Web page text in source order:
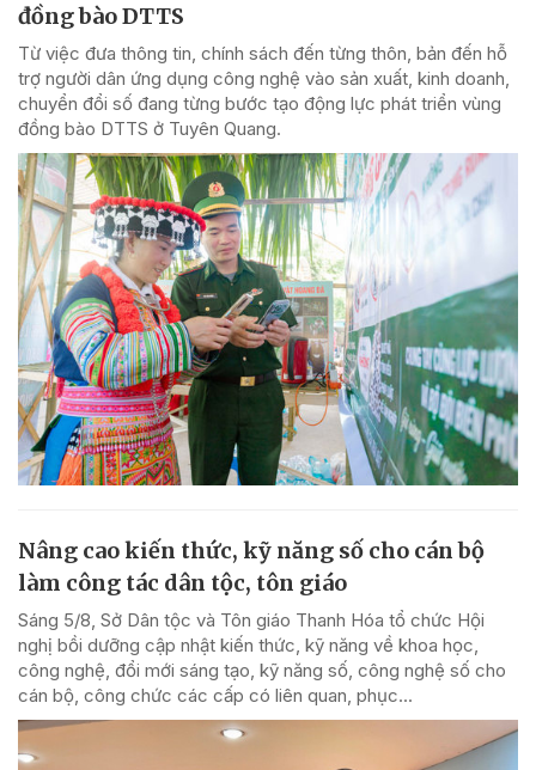
đồng bào DTTS
Từ việc đưa thông tin, chính sách đến từng thôn, bản đến hỗ
trợ người dân ứng dụng công nghệ vào sản xuất, kinh doanh,
chuyển đổi số đang từng bước tạo động lực phát triển vùng
đồng bào DTTS ở Tuyên Quang.
Nâng cao kiến thức, kỹ năng số cho cán bộ
làm công tác dân tộc, tôn giáo
Sáng 5/8, Sở Dân tộc và Tôn giáo Thanh Hóa tổ chức Hội
nghị bồi dưỡng cập nhật kiến thức, kỹ năng về khoa học,
công nghệ, đổi mới sáng tạo, kỹ năng số, công nghệ số cho
cán bộ, công chức các cấp có liên quan, phục...